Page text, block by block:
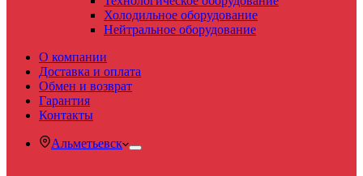
Холодильное оборудование
Нейтральное оборудование
О компании
Доставка и оплата
Обмен и возврат
Гарантия
Контакты
Альметьевск